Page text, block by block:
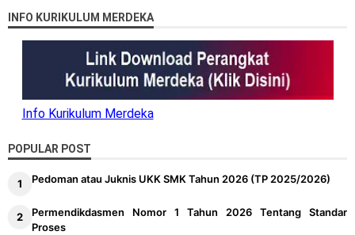
INFO KURIKULUM MERDEKA
Info Kurikulum Merdeka
POPULAR POST
Pedoman atau Juknis UKK SMK Tahun 2026 (TP 2025/2026)
Permendikdasmen Nomor 1 Tahun 2026 Tentang Standar
Proses